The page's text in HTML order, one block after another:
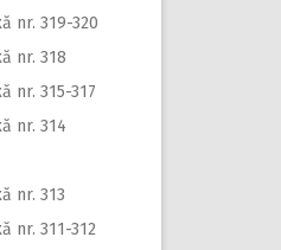
nr. 319-320
nr. 318
nr. 315-317
nr. 314
nr. 313
nr. 311-312